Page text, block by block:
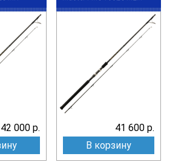
42 000 р.
41 600 р.
В корзину